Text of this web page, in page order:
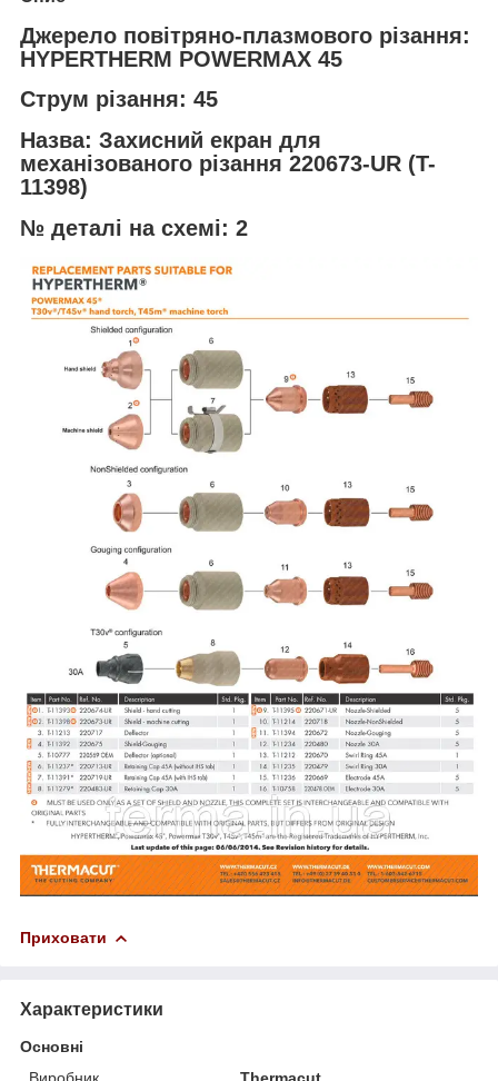
Джерело повітряно-плазмового різання:
HYPERTHERM POWERMAX 45
Струм різання: 45
Назва: Захисний екран для
механізованого різання 220673-UR (T-
11398)
№ деталі на схемі: 2
Приховати
Характеристики
Основні
Виробник
Thermacut